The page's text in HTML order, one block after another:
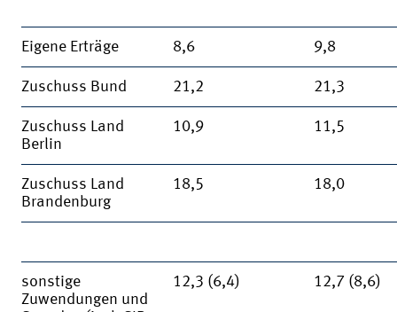
Eigene Erträge 8,6 9,8
Zuschuss Bund 21,2 21,3
Zuschuss Land
Berlin
10,9 11,5
Zuschuss Land
Brandenburg
18,5 18,0
sonstige
Zuwendungen und
12,3 (6,4) 12,7 (8,6)